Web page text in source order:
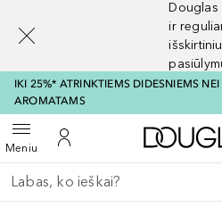
Douglas
ir
IKI 25%* ATRINKTIEMS DIDESNIEMS
AROMATAMS
MeniuAtidaryti meniuĮ mano paskyrą
Grįžk atgal
Vykdykite paiešką
[navigation.slideout.screenreader]